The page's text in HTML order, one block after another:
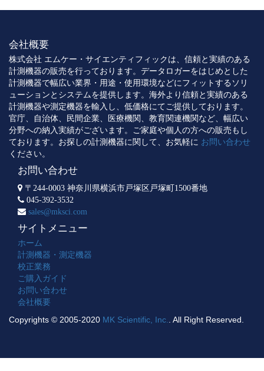
会社概要
株式会社 エムケー・サイエンティフィックは、信頼と実績のある
計測機器の販売を行っております。データロガーをはじめとした
計測機器で幅広い業界・用途・使用環境などにフィットするソリ
ューションとシステムを提供します。海外より信頼と実績のある
計測機器や測定機器を輸入し、低価格にてご提供しております。
官庁、自治体、民間企業、医療機関、教育関連機関など、幅広い
分野への納入実績がございます。ご家庭や個人の方への販売もし
ております。お探しの計測機器に関して、お気軽に お問い合わせ
ください。
お問い合わせ
〒244-0003 神奈川県横浜市戸塚区戸塚町1500番地
045-392-3532
sales@mksci.com
サイトメニュー
ホーム
計測機器・測定機器
校正業務
ご購入ガイド
お問い合わせ
会社概要
Copyrights © 2005-2020 MK Scientific, Inc. . All Right Reserved.